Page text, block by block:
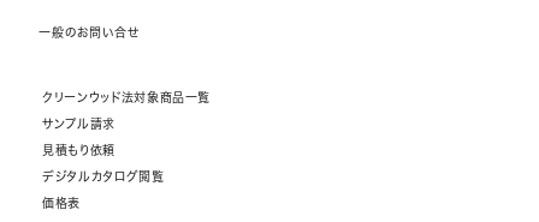
一般のお問い合せ
クリーンウッド法対象商品一覧
サンプル請求
見積もり依頼
デジタルカタログ閲覧
価格表